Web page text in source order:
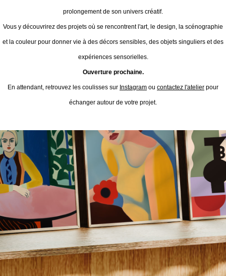
prolongement de son univers créatif.
Vous y découvrirez des projets où se rencontrent l'art, le design, la scénographie
et la couleur pour donner vie à des décors sensibles, des objets singuliers et des
expériences sensorielles.
Ouverture prochaine.
En attendant, retrouvez les coulisses sur Instagram ou contactez l'atelier pour
échanger autour de votre projet.